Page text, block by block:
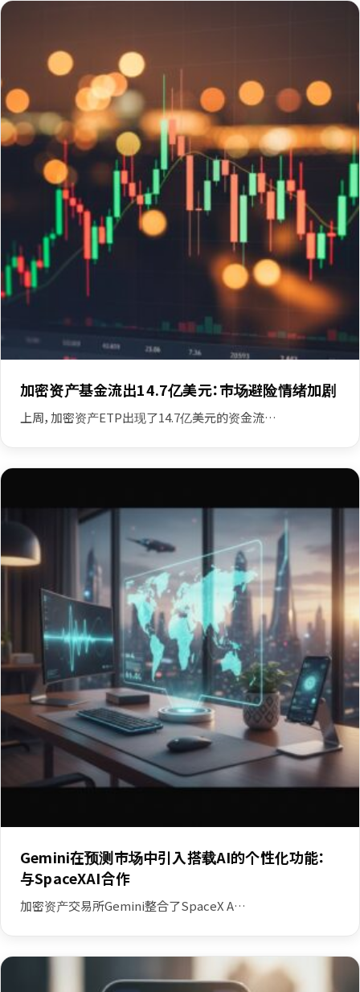
加密资产基金流出14.7亿美元：市场避险情绪加剧
上周，加密资产ETP出现了14.7亿美元的资金流…
Gemini在预测市场中引入搭载AI的个性化功能：
与SpaceXAI合作
加密资产交易所Gemini整合了SpaceX A…